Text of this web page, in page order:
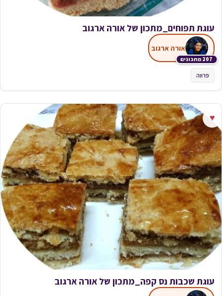
עוגת תפוחים_מתכון של אורה ארגוב
207 מתכונים
אורה ארגוב
פרווה
♥
עוגת שכבות נס קפה_מתכון של אורה ארגוב